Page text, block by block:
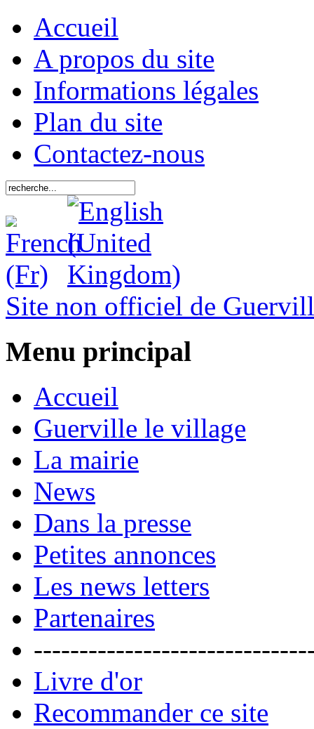
Accueil
A propos du site
Informations légales
Plan du site
Contactez-nous
Site non officiel de
Menu principal
Accueil
Guerville le village
La mairie
News
Dans la presse
Petites annonces
Les news letters
Partenaires
Livre d'or
Recommander ce site